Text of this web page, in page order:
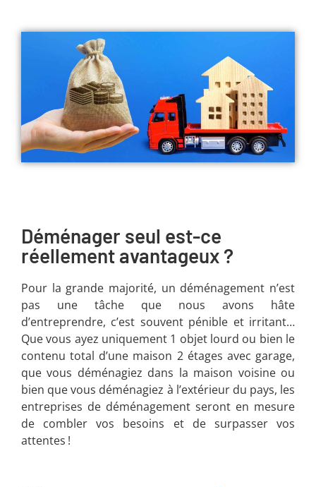
Déménager seul est-ce
réellement avantageux ?
Pour la grande majorité, un déménagement n’est
pas une tâche que nous avons hâte
d’entreprendre, c’est souvent pénible et irritant…
Que vous ayez uniquement 1 objet lourd ou bien le
contenu total d’une maison 2 étages avec garage,
que vous déménagiez dans la maison voisine ou
bien que vous déménagiez à l’extérieur du pays, les
entreprises de déménagement seront en mesure
de combler vos besoins et de surpasser vos
attentes !